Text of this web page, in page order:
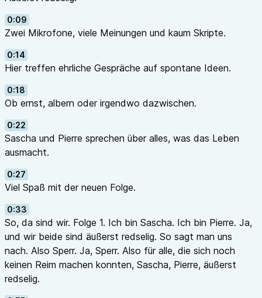
Wenn’s euch gefällt: folgen, teilen, weitersagen. ❤️
0:09
Zwei Mikrofone, viele Meinungen und kaum Skripte.
0:14
Hier treffen ehrliche Gespräche auf spontane Ideen.
0:18
Ob ernst, albern oder irgendwo dazwischen.
0:22
Sascha und Pierre sprechen über alles, was das Leben
ausmacht.
0:27
Viel Spaß mit der neuen Folge.
0:33
So, da sind wir. Folge 1. Ich bin Sascha. Ich bin Pierre. Ja,
und wir beide sind äußerst redselig. So sagt man uns
nach. Also Sperr. Ja, Sperr. Also für alle, die sich noch
keinen Reim machen konnten, Sascha, Pierre, äußerst
redselig.